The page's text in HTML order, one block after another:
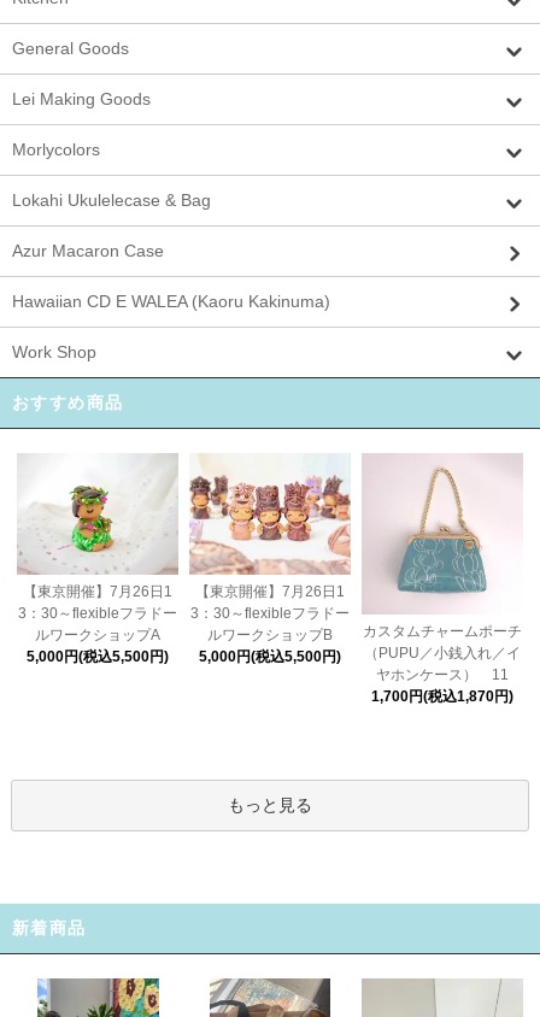
General Goods
Lei Making Goods
Morlycolors
Lokahi Ukulelecase & Bag
Azur Macaron Case
Hawaiian CD E WALEA (Kaoru Kakinuma)
Work Shop
おすすめ商品
【東京開催】7月26日1
3：30～flexibleフラドー
ルワークショップA
5,000円(税込5,500円)
【東京開催】7月26日1
3：30～flexibleフラドー
ルワークショップB
5,000円(税込5,500円)
カスタムチャームポーチ
（PUPU／小銭入れ／イ
ヤホンケース） 11
1,700円(税込1,870円)
もっと見る
新着商品